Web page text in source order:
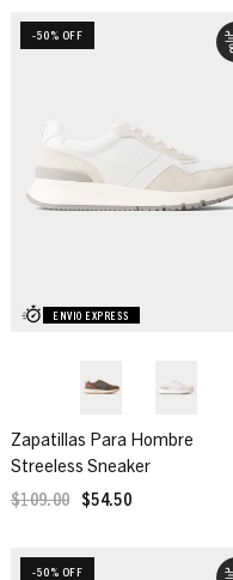
ENVIO EXPRESS
-50% OFF
Zapatillas Para Hombre
Streeless Sneaker
$109.00 $54.50
-50% OFF